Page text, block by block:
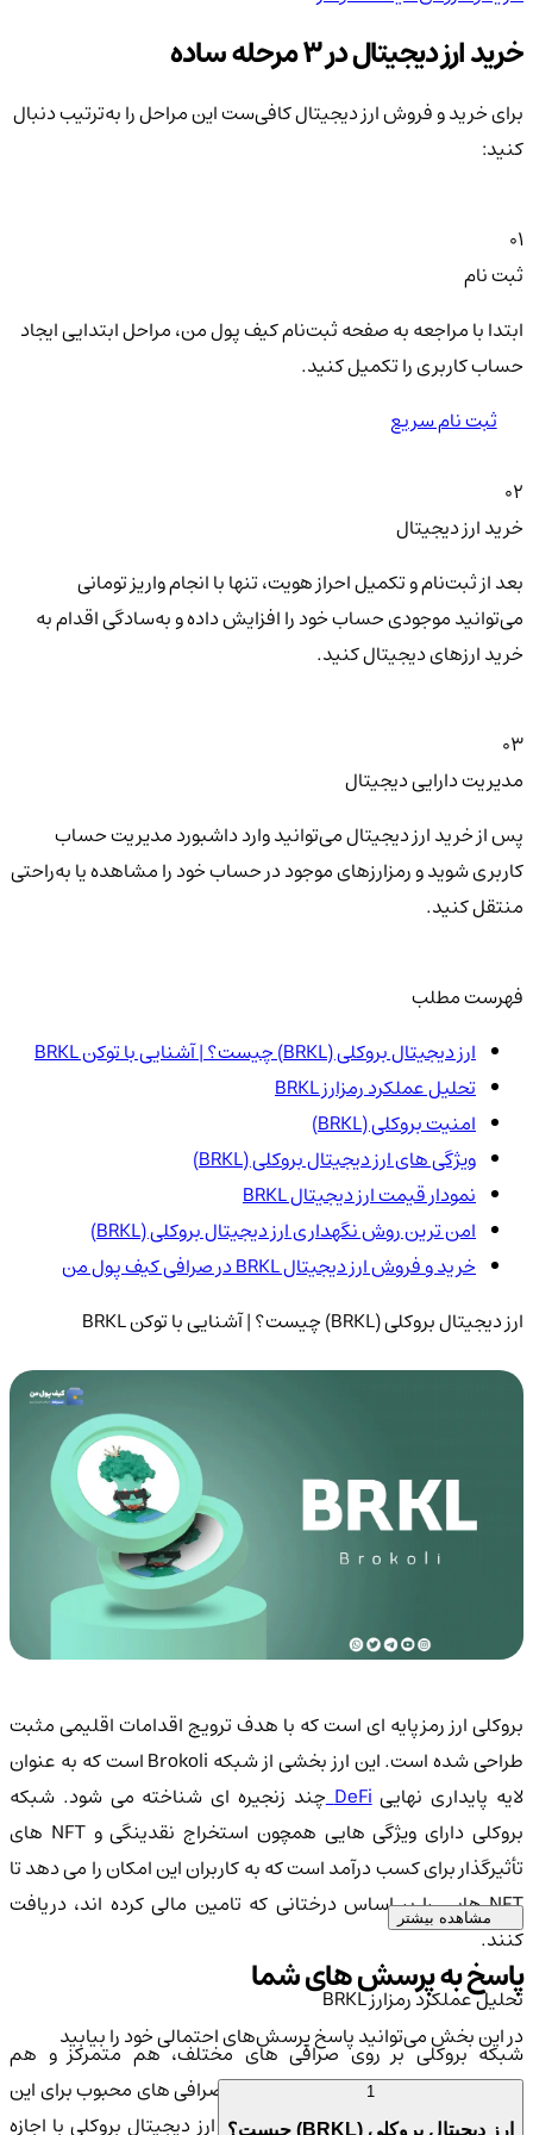
خرید ارز دیجیتال در 3 مرحله ساده
برای خرید و فروش ارز دیجیتال کافی‌ست این مراحل را به‌ترتیب دنبال
کنید:
01
ثبت نام
ابتدا با مراجعه به صفحه ثبت‌نام کیف‌ پول من، مراحل ابتدایی ایجاد
حساب کاربری را تکمیل کنید.
ثبت نام سریع
02
خرید ارز دیجیتال
بعد از ثبت‌نام و تکمیل احراز هویت، تنها با انجام واریز تومانی
می‌توانید موجودی حساب خود را افزایش داده و به‌سادگی اقدام به
خرید ارزهای دیجیتال کنید.
03
مدیریت دارایی دیجیتال
پس از خرید ارز دیجیتال می‌توانید وارد داشبورد مدیریت حساب
کاربری شوید و رمزارزهای موجود در حساب خود را مشاهده یا به‌راحتی
منتقل کنید.
فهرست مطلب
ارز دیجیتال بروکلی (BRKL) چیست؟ | آشنایی با توکن BRKL
تحلیل عملکرد رمزارز BRKL
امنیت بروکلی (BRKL)
ویژگی های ارز دیجیتال بروکلی (BRKL)
نمودار قیمت ارز دیجیتال BRKL
امن ترین روش نگهداری ارز دیجیتال بروکلی (BRKL)
خرید و فروش ارز دیجیتال BRKL در صرافی کیف پول من
ارز دیجیتال بروکلی (BRKL) چیست؟ | آشنایی با توکن BRKL
بروکلی ارز رمزپایه ای است که با هدف ترویج اقدامات اقلیمی مثبت
طراحی شده است. این ارز بخشی از شبکه Brokoli است که به عنوان
لایه پایداری نهاییDeFi چند زنجیره ای شناخته می شود. شبکه
بروکلی دارای ویژگی هایی همچون استخراج نقدینگی و NFT های
تأثیرگذار برای کسب درآمد است که به کاربران این امکان را می دهد تا
NFT هایی را بر اساس درختانی که تامین مالی کرده اند، دریافت
کنند.
تحلیل عملکرد رمزارز BRKL
شبکه بروکلی بر روی صرافی های مختلف، هم متمرکز و هم
غیرمتمرکز، قابل معامله است. از جمله صرافی های محبوب برای این
ارز می توان به کیف پول من اشاره کرد. ارز دیجیتال بروکلی با اجازه
مشاهده بیشتر
پاسخ به پرسش های شما
در این بخش می‌توانید پاسخ پرسش‌های احتمالی خود را بیابید
ارز دیجیتال بروکلی (BRKL) چیست؟